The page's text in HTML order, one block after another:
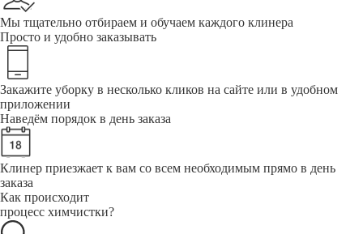
Мы тщательно отбираем и обучаем каждого клинера
Просто и удобно заказывать
Закажите уборку в несколько кликов на сайте или в удобном
приложении
Наведём порядок в день заказа
Клинер приезжает к вам со всем необходимым прямо в день
заказа
Как происходит
процесс химчистки?